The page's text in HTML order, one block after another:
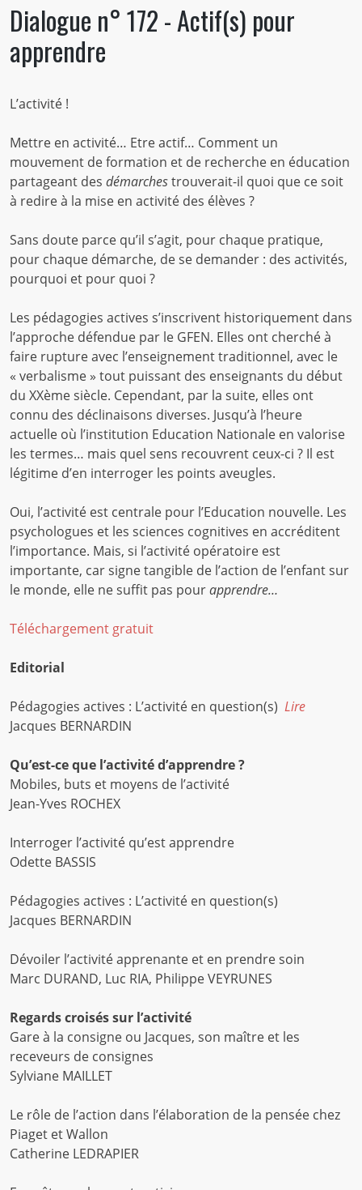
Actif(s)
pour
Dialogue n° 172 - Actif(s) pour
apprendre
L’activité !
Mettre en activité… Etre actif… Comment un
mouvement de formation et de recherche en éducation
partageant des démarchestrouverait-il quoi que ce soit
à redire à la mise en activité des élèves ?
Sans doute parce qu’il s’agit, pour chaque pratique,
pour chaque démarche, de se demander : des activités,
pourquoi et pour quoi ?
Les pédagogies actives s’inscrivent historiquement dans
l’approche défendue par le GFEN. Elles ont cherché à
faire rupture avec l’enseignement traditionnel, avec le
« verbalisme » tout puissant des enseignants du début
du XXème siècle. Cependant, par la suite, elles ont
connu des déclinaisons diverses. Jusqu’à l’heure
actuelle où l’institution Education Nationale en valorise
les termes… mais quel sens recouvrent ceux-ci ? Il est
légitime d’en interroger les points aveugles.
Oui, l’activité est centrale pour l’Education nouvelle. Les
psychologues et les sciences cognitives en accréditent
l’importance. Mais, si l’activité opératoire est
importante, car signe tangible de l’action de l’enfant sur
le monde, elle ne suffit pas pourapprendre…
Téléchargement gratuit
Editorial
Pédagogies actives : L’activité en question(s) Lire
Jacques BERNARDIN
Qu’est-ce que l’activité d’apprendre ?
Mobiles, buts et moyens de l’activité
Jean-Yves ROCHEX
Interroger l’activité qu’est apprendre
Odette BASSIS
Pédagogies actives : L’activité en question(s)
Jacques BERNARDIN
Dévoiler l’activité apprenante et en prendre soin
Marc DURAND, Luc RIA, Philippe VEYRUNES
Regards croisés sur l’activité
Gare à la consigne ou Jacques, son maître et les
receveurs de consignes
Sylviane MAILLET
Le rôle de l’action dans l’élaboration de la pensée chez
Piaget et Wallon
Catherine LEDRAPIER